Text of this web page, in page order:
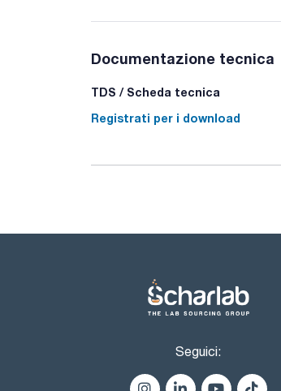
Documentazione tecnica
TDS / Scheda tecnica
Registrati per i download
Seguici: